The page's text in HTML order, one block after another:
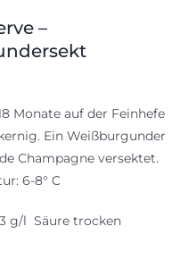
–
€.
Monate auf der Feinhefe
Ein Weißburgunder
Champagne versektet.
6-8° C
g/l Säure trocken